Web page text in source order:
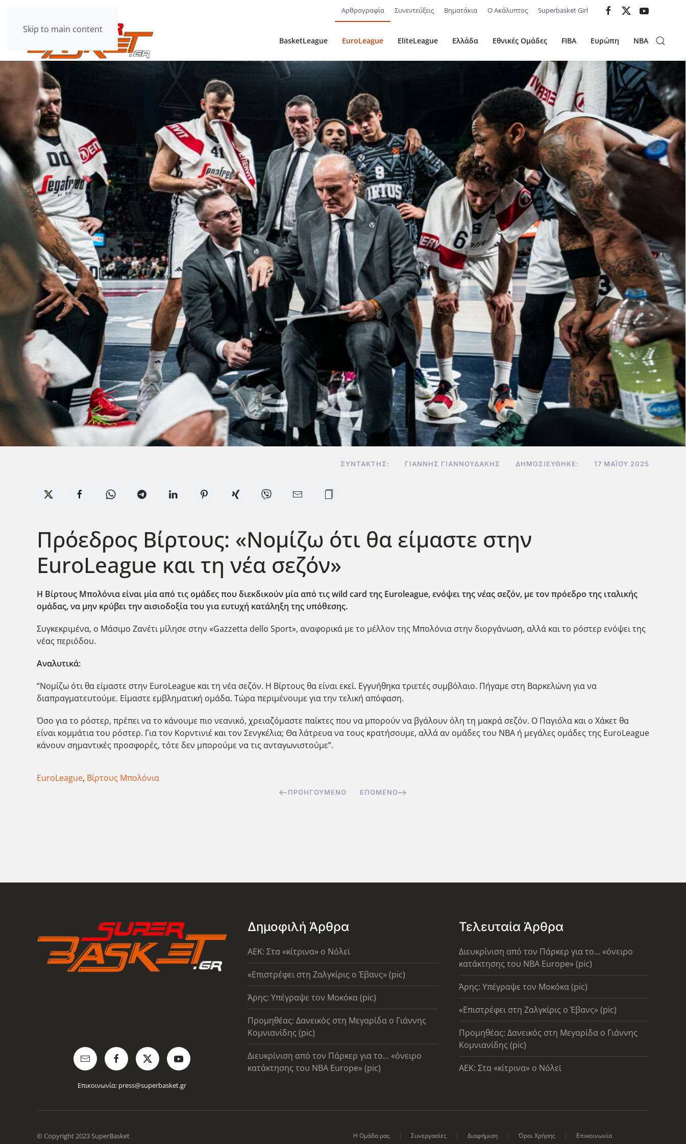
Skip to main content
Αρθρογραφία Συνεντεύξεις Βηματάκια Ο Ακάλυπτος Superbasket Girl
BasketLeague EuroLeague EliteLeague Ελλάδα Εθνικές Ομάδες FIBA Ευρώπη NBA
ΣΥΝΤΆΚΤΗΣ: ΓΙΆΝΝΗΣ ΓΙΑΝΝΟΥΔΆΚΗΣ ΔΗΜΟΣΙΕΎΘΗΚΕ: 17 ΜΑΪ́ΟΥ 2025
Πρόεδρος Βίρτους: «Νομίζω ότι θα είμαστε στην
EuroLeague και τη νέα σεζόν»
Η Βίρτους Μπολόνια είναι μία από τις ομάδες που διεκδικούν μία από τις wild card της Euroleague, ενόψει της νέας σεζόν, με τον πρόεδρο της ιταλικής
ομάδας, να μην κρύβει την αισιοδοξία του για ευτυχή κατάληξη της υπόθεσης.
Συγκεκριμένα, ο Μάσιμο Ζανέτι μίλησε στην «Gazzetta dello Sport», αναφορικά με το μέλλον της Μπολόνια στην διοργάνωση, αλλά και το ρόστερ ενόψει της
νέας περιόδου.
Αναλυτικά:
“Νομίζω ότι θα είμαστε στην EuroLeague και τη νέα σεζόν. Η Βίρτους θα είναι εκεί. Εγγυήθηκα τριετές συμβόλαιο. Πήγαμε στη Βαρκελώνη για να
διαπραγματευτούμε. Είμαστε εμβληματική ομάδα. Τώρα περιμένουμε για την τελική απόφαση.
Όσο για το ρόστερ, πρέπει να το κάνουμε πιο νεανικό, χρειαζόμαστε παίκτες που να μπορούν να βγάλουν όλη τη μακρά σεζόν. Ο Παγιόλα και ο Χάκετ θα
είναι κομμάτια του ρόστερ. Για τον Κορντινιέ και τον Σενγκέλια; Θα λάτρευα να τους κρατήσουμε, αλλά αν ομάδες του NBA ή μεγάλες ομάδες της EuroLeague
κάνουν σημαντικές προσφορές, τότε δεν μπορούμε να τις ανταγωνιστούμε”.
EuroLeague, Βίρτους Μπολόνια
ΠΡΟΗΓΟΎΜΕΝΟ ΕΠΌΜΕΝΟ
Επικοινωνία: press@superbasket.gr
Δημοφιλή Άρθρα
AEK: Στα «κίτρινα» ο Νόλεϊ
«Επιστρέφει στη Ζαλγκίρις ο Έβανς» (pic)
Άρης: Υπέγραψε τον Μοκόκα (pic)
Προμηθέας: Δανεικός στη Μεγαρίδα ο Γιάννης
Κομνιανίδης (pic)
Διευκρίνιση από τον Πάρκερ για το... «όνειρο
κατάκτησης του ΝΒΑ Europe» (pic)
Τελευταία Άρθρα
Διευκρίνιση από τον Πάρκερ για το... «όνειρο
κατάκτησης του ΝΒΑ Europe» (pic)
Άρης: Υπέγραψε τον Μοκόκα (pic)
«Επιστρέφει στη Ζαλγκίρις ο Έβανς» (pic)
Προμηθέας: Δανεικός στη Μεγαρίδα ο Γιάννης
Κομνιανίδης (pic)
AEK: Στα «κίτρινα» ο Νόλεϊ
© Copyright 2023 SuperBasket Η Ομάδα μας Συνεργασίες Διαφήμιση Όροι Χρήσης Επικοινωνία